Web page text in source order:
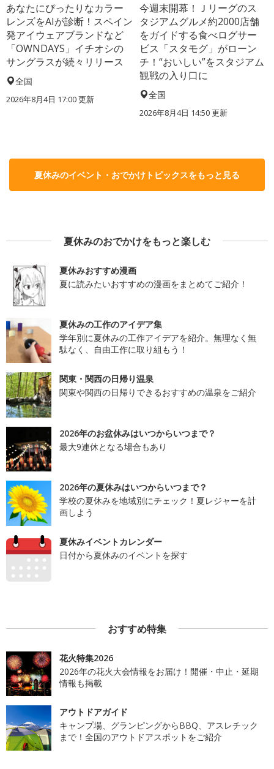
あなたにぴったりなカラー
レンズをAIが診断！スペイン
発アイウェアブランドなど
「OWNDAYS」イチオシの
サングラスが続々リリース
全国
2026年8月4日 17:00更新
今週末開幕！Ｊリーグのス
タジアムグルメ約2000店舗
をガイドする食べログサー
ビス「スタモグ」がローン
チ！“おいしい”をスタジアム
観戦の入り口に
全国
2026年8月4日 14:50更新
夏休みのイベント・おでかけトピックスをもっと見る
夏休みのおでかけをもっと楽しむ
夏休みおすすめ漫画
夏に読みたいおすすめの漫画をまとめてご紹介！
夏休みの工作のアイデア集
学年別に夏休みの工作アイデアを紹介。無理なく無
駄なく、自由工作に取り組もう！
関東・関西の日帰り温泉
関東や関西の日帰りできるおすすめの温泉をご紹介
2026年のお盆休みはいつからいつまで？
最大9連休となる場合もあり
2026年の夏休みはいつからいつまで？
学校の夏休みを地域別にチェック！夏レジャーを計
画しよう
夏休みイベントカレンダー
日付から夏休みのイベントを探す
おすすめ特集
花火特集2026
2026年の花火大会情報をお届け！開催・中止・延期
情報も掲載
アウトドアガイド
キャンプ場、グランピングからBBQ、アスレチック
まで！全国のアウトドアスポットをご紹介